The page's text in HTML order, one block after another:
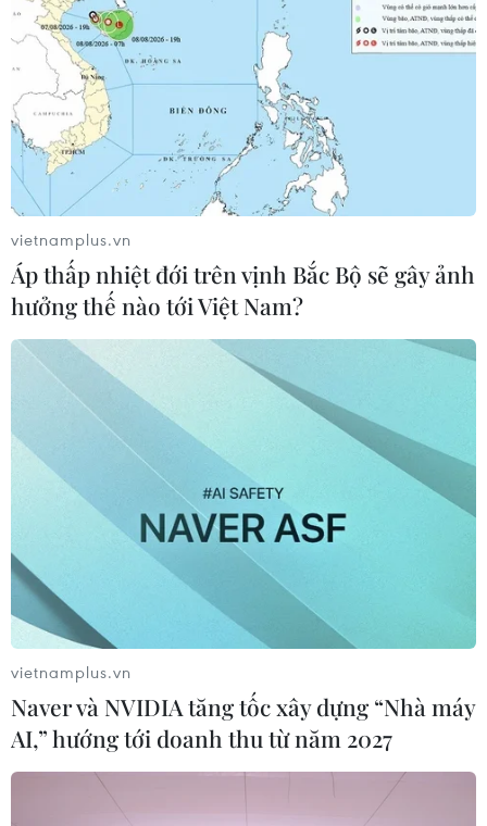
Indonesia cấm tổ chức 'cuộc di cư truyền
thống' sau tháng lễ Ramadan
21/04/2020 07:34
Một cuộc khảo sát của Bộ Giao thông Indonesia cho
thấy 24% người dân Indonesia quả quyết sẽ tham gia
cuộc di cư khổng lồ từ thủ đô Jakarta trở về quê hương
vào cuối tháng lễ ăn chay Ramadan.
vietnamplus.vn
Áp thấp nhiệt đới trên vịnh Bắc Bộ sẽ gây ảnh
hưởng thế nào tới Việt Nam?
vietnamplus.vn
Naver và NVIDIA tăng tốc xây dựng “Nhà máy
AI,” hướng tới doanh thu từ năm 2027